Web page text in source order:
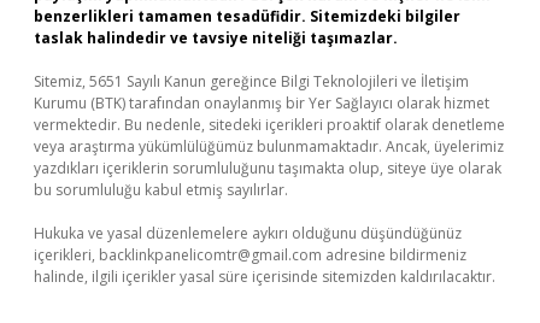
benzerlikleri tamamen tesadüfidir. Sitemizdeki bilgiler
taslak halindedir ve tavsiye niteliği taşımazlar.
Sitemiz, 5651 Sayılı Kanun gereğince Bilgi Teknolojileri ve İletişim
Kurumu (BTK) tarafından onaylanmış bir Yer Sağlayıcı olarak hizmet
vermektedir. Bu nedenle, sitedeki içerikleri proaktif olarak denetleme
veya araştırma yükümlülüğümüz bulunmamaktadır. Ancak, üyelerimiz
yazdıkları içeriklerin sorumluluğunu taşımakta olup, siteye üye olarak
bu sorumluluğu kabul etmiş sayılırlar.
Hukuka ve yasal düzenlemelere aykırı olduğunu düşündüğünüz
içerikleri, backlinkpanelicomtr@gmail.com adresine bildirmeniz
halinde, ilgili içerikler yasal süre içerisinde sitemizden kaldırılacaktır.